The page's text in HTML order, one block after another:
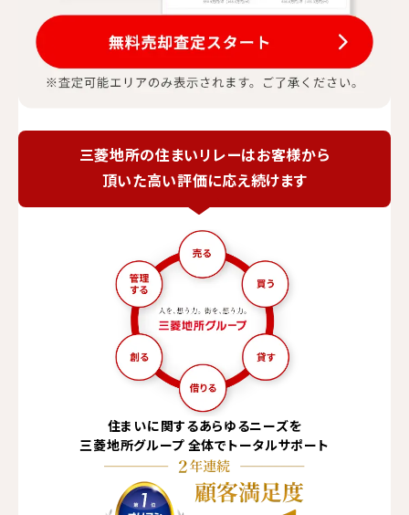
三菱地所の住まいリレーはお客様から
頂いた高い評価に応え続けます
住まいに関するあらゆるニーズを
三菱地所グループ 全体でトータルサポート